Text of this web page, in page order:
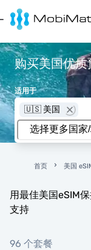
购买美国优
适用于
🇺🇸 美国
首页 美国
用最佳美国eSIM
支持
96 个套餐